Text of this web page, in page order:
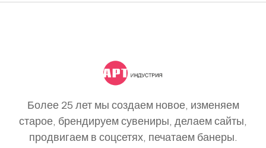
Более 25 лет мы создаем новое, изменяем
старое, брендируем сувениры, делаем сайты,
продвигаем в соцсетях, печатаем банеры.